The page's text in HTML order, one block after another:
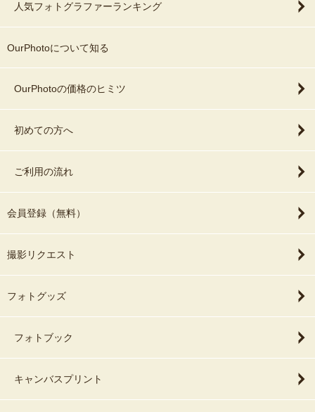
人気フォトグラファーランキング
OurPhotoについて知る
OurPhotoの価格のヒミツ
初めての方へ
ご利用の流れ
会員登録（無料）
撮影リクエスト
フォトグッズ
フォトブック
キャンバスプリント